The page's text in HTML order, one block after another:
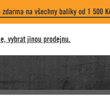
zdarma na všechny balíky od 1 500
vybrat jinou prodejnu.